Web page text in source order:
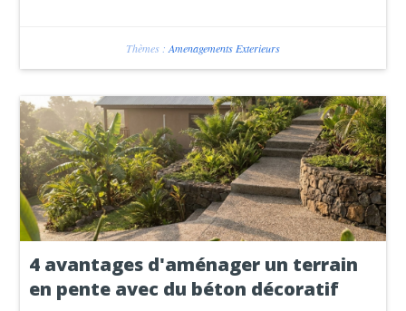
Thèmes :Amenagements Exterieurs
4 avantages d'aménager un terrain
en pente avec du béton décoratif